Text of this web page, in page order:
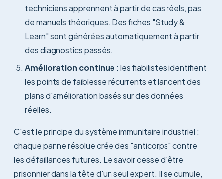
techniciens apprennent à partir de cas réels, pas
de manuels théoriques. Des fiches "Study &
Learn" sont générées automatiquement à partir
des diagnostics passés.
Amélioration continue : les fiabilistes identifient
les points de faiblesse récurrents et lancent des
plans d'amélioration basés sur des données
réelles.
C'est le principe du système immunitaire industriel :
chaque panne résolue crée des "anticorps" contre
les défaillances futures. Le savoir cesse d'être
prisonnier dans la tête d'un seul expert. Il se cumule,